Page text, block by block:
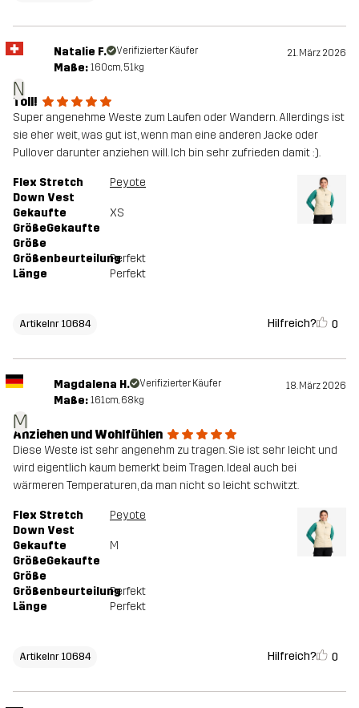
N
Natalie F. Verifizierter Käufer 21. März 2026
Maße: 160cm, 51kg
Toll!
Super angenehme Weste zum Laufen oder Wandern. Allerdings ist
sie eher weit, was gut ist, wenn man eine anderen Jacke oder
Pullover darunter anziehen will. Ich bin sehr zufrieden damit :).
Flex Stretch
Down Vest
Peyote
Gekaufte
GrößeGekaufte
Größe
XS
GrößenbeurteilungPerfekt
Länge
Perfekt
Artikelnr 10684 Hilfreich? 0
M
Magdalena H. Verifizierter Käufer 18. März 2026
Maße: 161cm, 68kg
Anziehen und Wohlfühlen
Diese Weste ist sehr angenehm zu tragen. Sie ist sehr leicht und
wird eigentlich kaum bemerkt beim Tragen. Ideal auch bei
wärmeren Temperaturen, da man nicht so leicht schwitzt.
Flex Stretch
Down Vest
Peyote
Gekaufte
GrößeGekaufte
Größe
M
GrößenbeurteilungPerfekt
Länge
Perfekt
Artikelnr 10684 Hilfreich? 0